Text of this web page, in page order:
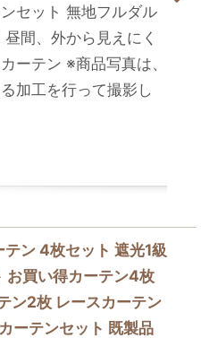
セット 無地フルダル
間、外から見えにく
ーテン ※商品写真は、
加工を行って撮影し
ン 4枚セット 遮光1級
お買い得カーテン4枚
ン2枚 レースカーテン
ーテンセット 既製品